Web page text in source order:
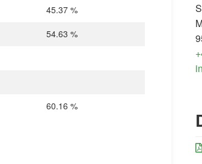
45.37 %
54.63 %
60.16 %